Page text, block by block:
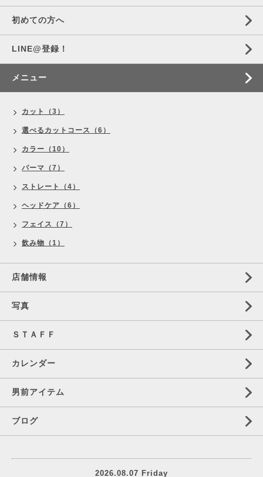
初めての方へ
LINE@登録！
メニュー
カット（3）
選べるカットコース（6）
カラー（10）
パーマ（7）
ストレート（4）
ヘッドケア（6）
フェイス（7）
飲み物（1）
店舗情報
写真
ＳＴＡＦＦ
カレンダー
男前アイテム
ブログ
2026.08.07 Friday